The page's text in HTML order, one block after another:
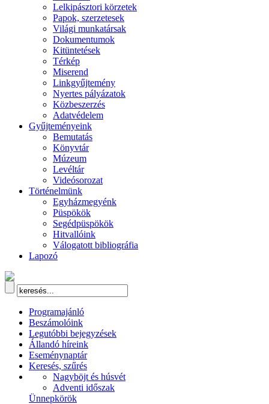
Lelkipásztori körzetek
Papok, szerzetesek
Világi munkatársak
Dokumentumok
Kitüntetések
Térkép
Miserend
Linkgyűjtemény
Nyertes pályázatok
Közbeszerzés
Adatvédelem
Gyűjteményeink
Bemutatás
Könyvtár
Múzeum
Levéltár
Videósorozat
Történelmünk
Egyházmegyénk
Püspökök
Segédpüspökök
Hitvallóink
Válogatott bibliográfia
Lapozó
Programajánló
Beszámolóink
Legutóbbi bejegyzések
Állandó híreink
Eseménynaptár
Keresés, szűrés
Nagyböjt és húsvét
Adventi időszak
Ünnepkörök